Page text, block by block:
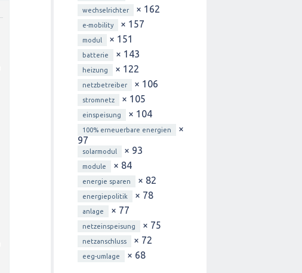
wechselrichter × 162
e-mobility × 157
modul × 151
batterie × 143
heizung × 122
netzbetreiber × 106
stromnetz × 105
einspeisung × 104
100% erneuerbare energien
×
97
solarmodul × 93
module × 84
energie sparen × 82
energiepolitik × 78
anlage × 77
netzeinspeisung × 75
netzanschluss × 72
eeg-umlage × 68